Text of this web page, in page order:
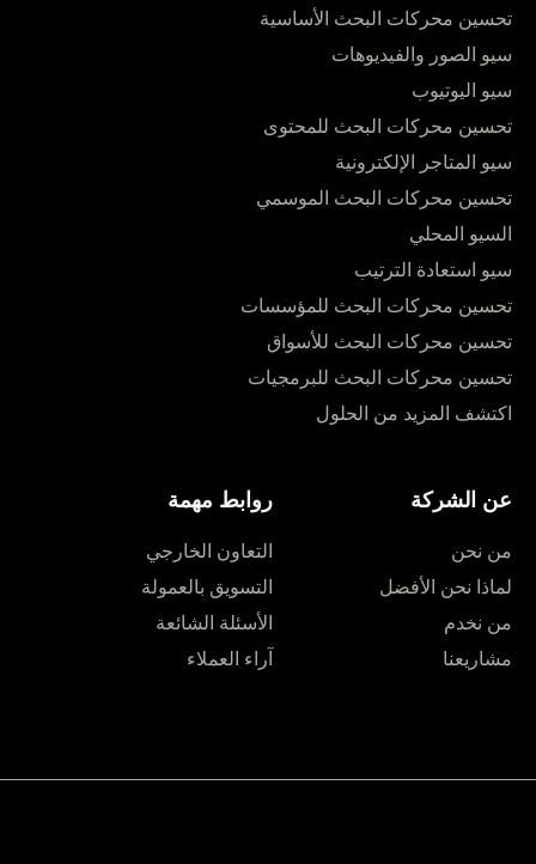
تحسين محركات البحث الأساسية
سيو الصور والفيديوهات
سيو اليوتيوب
تحسين محركات البحث للمحتوى
سيو المتاجر الإلكترونية
تحسين محركات البحث الموسمي
السيو المحلي
سيو استعادة الترتيب
تحسين محركات البحث للمؤسسات
تحسين محركات البحث للأسواق
تحسين محركات البحث للبرمجيات
اكتشف المزيد من الحلول
عن الشركة
من نحن
لماذا نحن الأفضل
من نخدم
مشاريعنا
روابط مهمة
التعاون الخارجي
التسويق بالعمولة
الأسئلة الشائعة
آراء العملاء